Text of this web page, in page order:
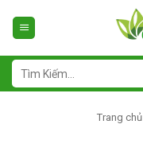
dung
Tìm
kiếm:
Trang chủ